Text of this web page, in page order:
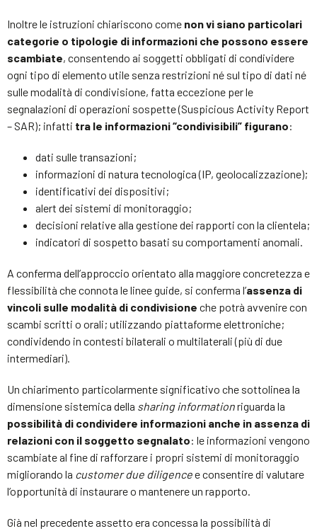
Inoltre le istruzioni chiariscono come non vi siano particolari
categorie o tipologie di informazioni che possono essere
scambiate, consentendo ai soggetti obbligati di condividere
ogni tipo di elemento utile senza restrizioni né sul tipo di dati né
sulle modalità di condivisione, fatta eccezione per le
segnalazioni di operazioni sospette (Suspicious Activity Report
– SAR); infatti tra le informazioni “condivisibili” figurano:
dati sulle transazioni;
informazioni di natura tecnologica (IP, geolocalizzazione);
identificativi dei dispositivi;
alert dei sistemi di monitoraggio;
decisioni relative alla gestione dei rapporti con la clientela;
indicatori di sospetto basati su comportamenti anomali.
A conferma dell’approccio orientato alla maggiore concretezza e
flessibilità che connota le linee guide, si conferma l’assenza di
vincoli sulle modalità di condivisione che potrà avvenire con
scambi scritti o orali; utilizzando piattaforme elettroniche;
condividendo in contesti bilaterali o multilaterali (più di due
intermediari).
Un chiarimento particolarmente significativo che sottolinea la
dimensione sistemica della sharing informationriguarda la
possibilità di condividere informazioni anche in assenza di
relazioni con il soggetto segnalato: le informazioni vengono
scambiate al fine di rafforzare i propri sistemi di monitoraggio
migliorando la customer due diligencee consentire di valutare
l’opportunità di instaurare o mantenere un rapporto.
Già nel precedente assetto era concessa la possibilità di